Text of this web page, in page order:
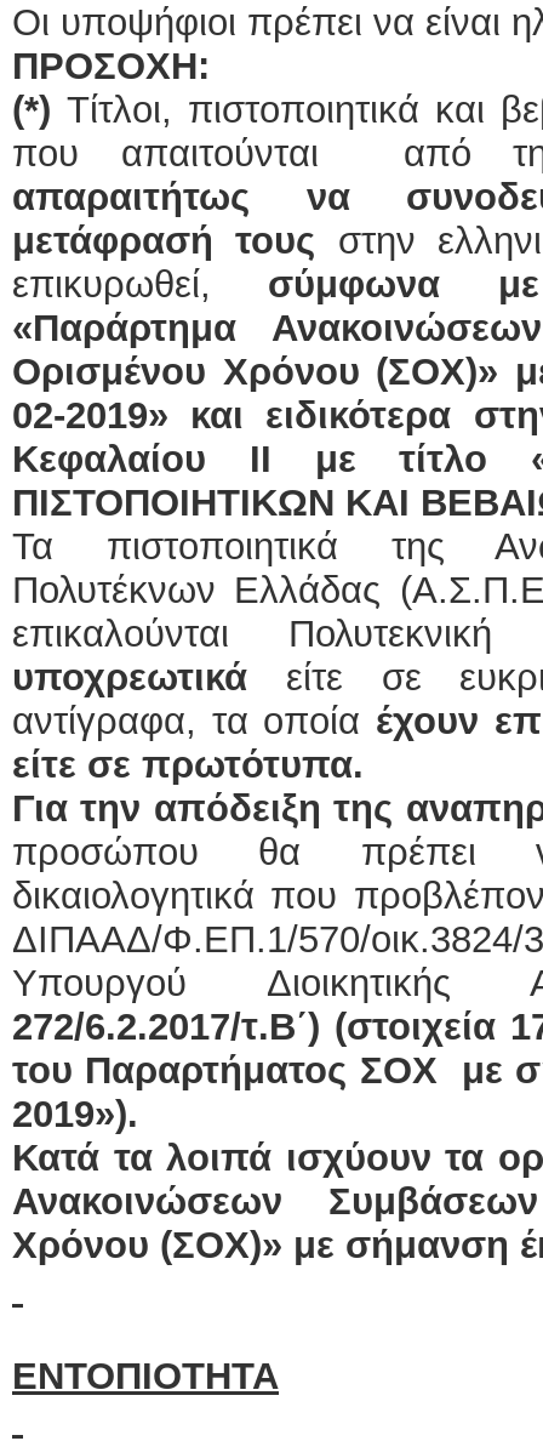
Οι υποψήφιοι πρέπει να είναι
ΠΡΟΣΟΧΗ:
(*) Τίτλοι, πιστοποιητικά και
που απαιτούνται από
απαραιτήτως να
μετάφρασή τους στην
επικυρωθεί, σύμφωνα με
«Παράρτημα
Ορισμένου Χρόνου (ΣΟΧ)»
02-2019» και ειδικότερα
Κεφαλαίου ΙΙ με τίτλο
ΠΙΣΤΟΠΟΙΗΤΙΚΩΝ ΚΑΙ
Τα πιστοποιητικά της
Πολυτέκνων Ελλάδας
επικαλούνται
υποχρεωτικά είτε σε
αντίγραφα, τα οποία έχουν
είτε σε πρωτότυπα.
Για την απόδειξη της
προσώπου θα πρέπει
δικαιολογητικά που
ΔΙΠΑΑΔ/Φ.ΕΠ.1/570/
Υπουργού Διοικητικής
272/6.2.2017/τ.Β΄) (στοιχεία
του Παραρτήματος ΣΟΧ με
2019»).
Κατά τα λοιπά ισχύουν τα
Ανακοινώσεων
Χρόνου (ΣΟΧ)» με σήμανση
ΕΝΤΟΠΙΟΤΗΤΑ